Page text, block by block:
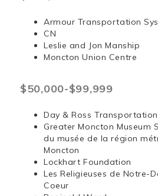
Armour Transportation
CN
Leslie and Jon Manship
Moncton Union Centre
$50,000-$99,999
Day & Ross
Greater Moncton Museum
du musée de la région
Moncton
Lockhart Foundation
Les Religieuses de Notre-
Coeur